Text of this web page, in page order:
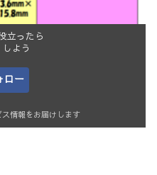
立ったら
よう
ロー
情報をお届けします